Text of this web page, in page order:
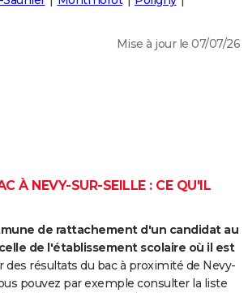
Mise à jour le 07/07/26
À NEVY-SUR-SEILLE : CE QU'IL
de rattachement d'un candidat au
de l'établissement scolaire où il est
des résultats du bac à proximité de Nevy-
pouvez par exemple consulter la liste